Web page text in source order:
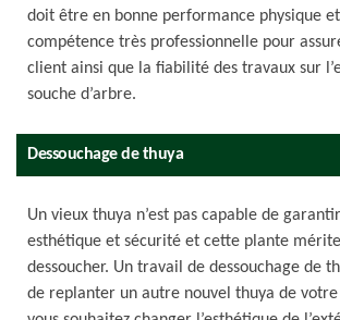
doit être en bonne performance physique
compétence très professionnelle pour
client ainsi que la fiabilité des travaux sur
souche d’arbre.
Dessouchage de thuya
Un vieux thuya n’est pas capable de
esthétique et sécurité et cette plante
dessoucher. Un travail de dessouchage de
de replanter un autre nouvel thuya de votre